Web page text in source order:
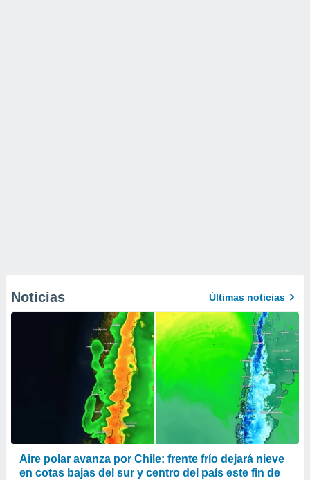
Noticias Últimas noticias
Aire polar avanza por Chile: frente frío dejará nieve
en cotas bajas del sur y centro del país este fin de